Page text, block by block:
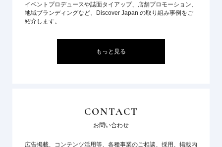
イベントプロデュースや誌面タイアップ、店舗プロモーション、
地域ブランディングなど、Discover Japan の取り組み事例をご
紹介します。
もっと見る
CONTACT
お問い合わせ
広告掲載、コンテンツ活用等、各種事業のご相談、採用、掲載内